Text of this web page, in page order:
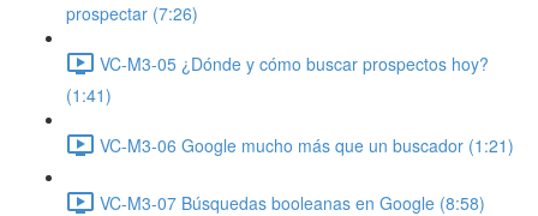
prospectar (7:26)
VC-M3-05 ¿Dónde y cómo buscar prospectos hoy?
(1:41)
VC-M3-06 Google mucho más que un buscador (1:21)
VC-M3-07 Búsquedas booleanas en Google (8:58)